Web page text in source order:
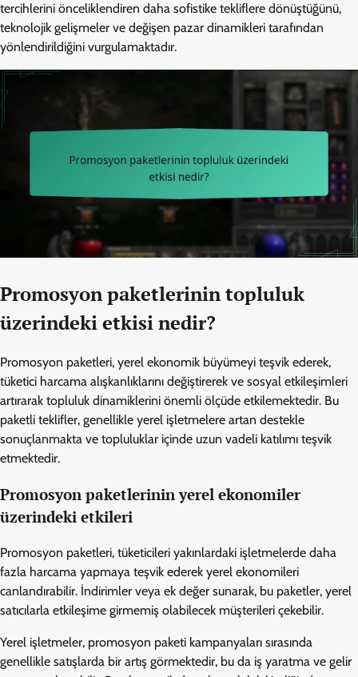
tercihlerini önceliklendiren daha sofistike tekliflere dönüştüğünü,
teknolojik gelişmeler ve değişen pazar dinamikleri tarafından
yönlendirildiğini vurgulamaktadır.
Promosyon paketlerinin topluluk
üzerindeki etkisi nedir?
Promosyon paketleri, yerel ekonomik büyümeyi teşvik ederek,
tüketici harcama alışkanlıklarını değiştirerek ve sosyal etkileşimleri
artırarak topluluk dinamiklerini önemli ölçüde etkilemektedir. Bu
paketli teklifler, genellikle yerel işletmelere artan destekle
sonuçlanmakta ve topluluklar içinde uzun vadeli katılımı teşvik
etmektedir.
Promosyon paketlerinin yerel ekonomiler
üzerindeki etkileri
Promosyon paketleri, tüketicileri yakınlardaki işletmelerde daha
fazla harcama yapmaya teşvik ederek yerel ekonomileri
canlandırabilir. İndirimler veya ek değer sunarak, bu paketler, yerel
satıcılarla etkileşime girmemiş olabilecek müşterileri çekebilir.
Yerel işletmeler, promosyon paketi kampanyaları sırasında
genellikle satışlarda bir artış görmektedir, bu da iş yaratma ve gelir